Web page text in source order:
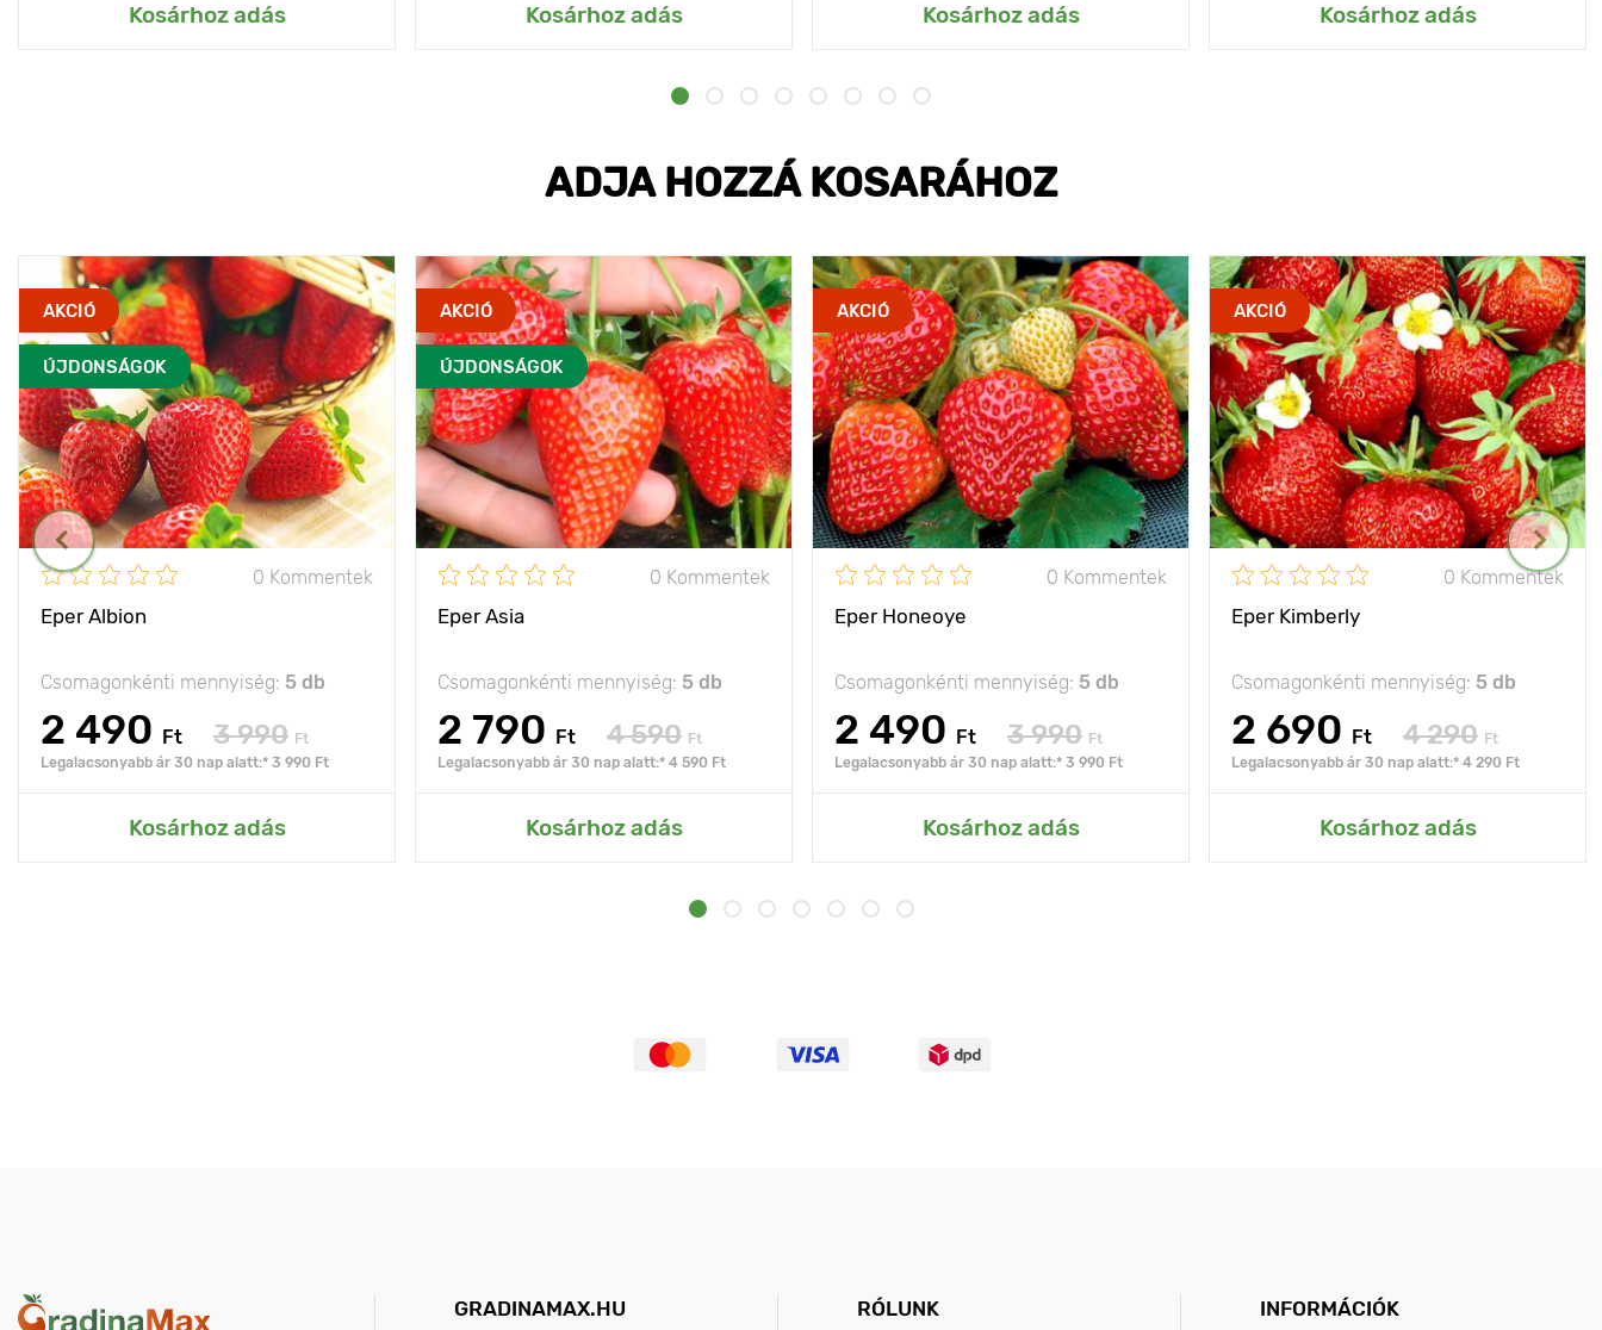
Kosárhoz adás Kosárhoz adás Kosárhoz adás Kosárhoz adás
ADJA HOZZÁ KOSARÁHOZ
AKCIÓ
ÚJDONSÁGOK
0 Kommentek
Eper Albion
Csomagonkénti mennyiség: 5 db
2 490 Ft 3 990 Ft
Legalacsonyabb ár 30 nap alatt:* 3 990 Ft
Kosárhoz adás
AKCIÓ
ÚJDONSÁGOK
0 Kommentek
Eper Asia
Csomagonkénti mennyiség: 5 db
2 790 Ft 4 590 Ft
Legalacsonyabb ár 30 nap alatt:* 4 590 Ft
Kosárhoz adás
AKCIÓ
0 Kommentek
Eper Honeoye
Csomagonkénti mennyiség: 5 db
2 490 Ft 3 990 Ft
Legalacsonyabb ár 30 nap alatt:* 3 990 Ft
Kosárhoz adás
AKCIÓ
0 Kommentek
Eper Kimberly
Csomagonkénti mennyiség: 5 db
2 690 Ft 4 290 Ft
Legalacsonyabb ár 30 nap alatt:* 4 290 Ft
Kosárhoz adás
GRADINAMAX.HU RÓLUNK INFORMÁCIÓK